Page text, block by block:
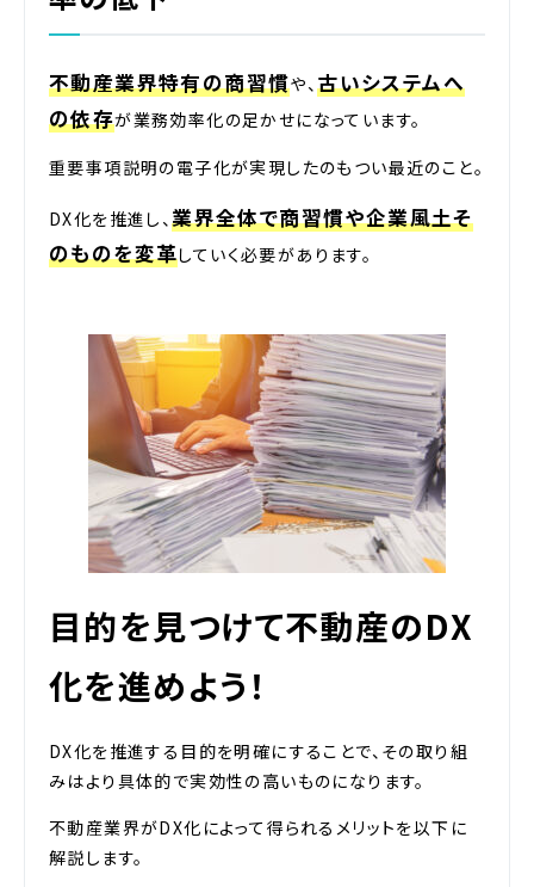
不動産業界特有の商習慣や、古いシステムへ
の依存が業務効率化の足かせになっています。
重要事項説明の電子化が実現したのもつい最近のこと。
DX化を推進し、業界全体で商習慣や企業風土そ
のものを変革していく必要があります。
目的を見つけて不動産のDX
化を進めよう！
DX化を推進する目的を明確にすることで、その取り組
みはより具体的で実効性の高いものになります。
不動産業界がDX化によって得られるメリットを以下に
解説します。